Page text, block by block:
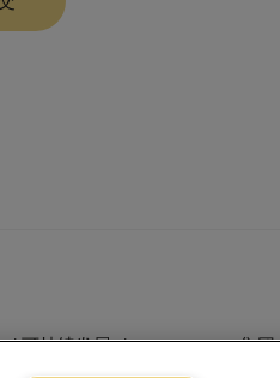
可持续发展
MSC 集团